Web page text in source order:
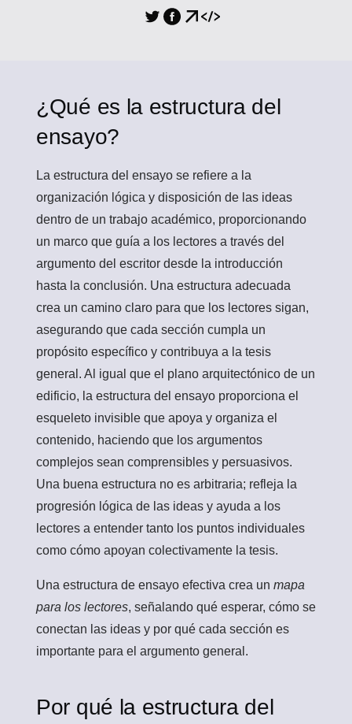
¿Qué es la estructura del
ensayo?
La estructura del ensayo se refiere a la
organización lógica y disposición de las ideas
dentro de un trabajo académico, proporcionando
un marco que guía a los lectores a través del
argumento del escritor desde la introducción
hasta la conclusión. Una estructura adecuada
crea un camino claro para que los lectores sigan,
asegurando que cada sección cumpla un
propósito específico y contribuya a la tesis
general. Al igual que el plano arquitectónico de un
edificio, la estructura del ensayo proporciona el
esqueleto invisible que apoya y organiza el
contenido, haciendo que los argumentos
complejos sean comprensibles y persuasivos.
Una buena estructura no es arbitraria; refleja la
progresión lógica de las ideas y ayuda a los
lectores a entender tanto los puntos individuales
como cómo apoyan colectivamente la tesis.
Una estructura de ensayo efectiva crea un mapa
para los lectores, señalando qué esperar, cómo se
conectan las ideas y por qué cada sección es
importante para el argumento general.
Por qué la estructura del